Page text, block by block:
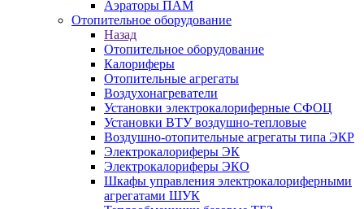
Аэраторы ПАМ
Отопительное оборудование
Назад
Отопительное оборудование
Калориферы
Отопительные агрегаты
Воздухонагреватели
Установки электрокалориферные СФОЦ
Установки ВТУ воздушно-тепловые
Воздушно-отопительные агрегаты типа ЭКР
Электрокалориферы ЭК
Электрокалориферы ЭКО
Шкафы управления электрокалориферными
агрегатами ШУК